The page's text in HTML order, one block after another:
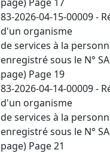
83-2026-04-15-00009 -
d'un organisme
de services à la
enregistré sous le N°
page) Page 19
83-2026-04-14-00009 -
d'un organisme
de services à la
enregistré sous le N°
page) Page 21